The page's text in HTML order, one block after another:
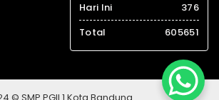
Hari Ini
376
Total
605651